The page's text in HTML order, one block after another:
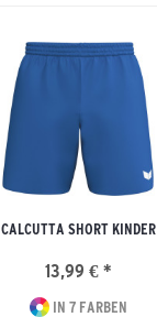
CALCUTTA SHORT KINDER
13,99 € *
IN 7 FARBEN